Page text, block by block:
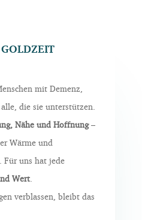
mit Demenz,
die sie unterstützen.
Nähe und Hoffnung–
Wärme und
Für uns hat jede
Wert.
verblassen, bleibt das